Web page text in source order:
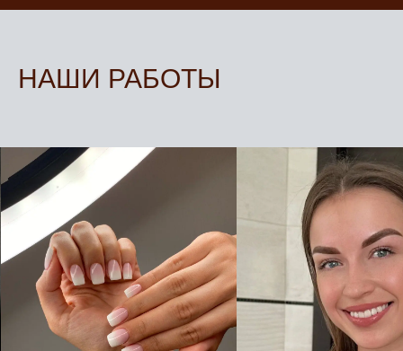
НАШИ РАБОТЫ